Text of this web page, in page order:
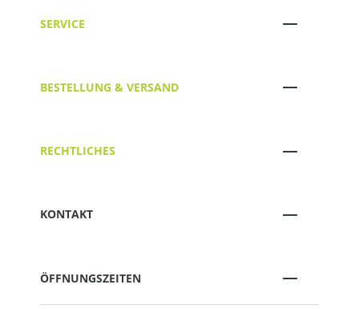
SERVICE
BESTELLUNG & VERSAND
RECHTLICHES
KONTAKT
ÖFFNUNGSZEITEN